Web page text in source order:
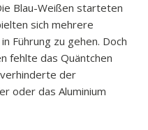
Blau-Weißen starteten
sich mehrere
Führung zu gehen. Doch
fehlte das Quäntchen
der
oder das Aluminium